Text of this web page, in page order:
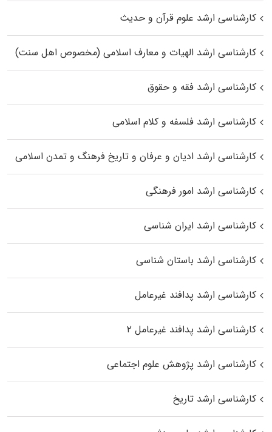
کارشناسی ارشد علوم قرآن و حدیث
کارشناسی ارشد الهیات و معارف اسلامی (مخصوص اهل سنت)
کارشناسی ارشد فقه و حقوق
کارشناسی ارشد فلسفه و کلام اسلامی
کارشناسی ارشد ادیان و عرفان و تاریخ فرهنگ و تمدن اسلامی
کارشناسی ارشد امور فرهنگی
کارشناسی ارشد ایران شناسی
کارشناسی ارشد باستان شناسی
کارشناسی ارشد پدافند غیرعامل
کارشناسی ارشد پدافند غیرعامل ۲
کارشناسی ارشد پژوهش علوم اجتماعی
کارشناسی ارشد تاریخ